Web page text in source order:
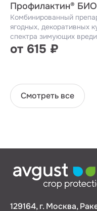
Профилактин® БИО
Комбинированный
ягодных, декоративных
спектра зимующих
от 615 ₽
Смотреть все
129164, г. Москва,